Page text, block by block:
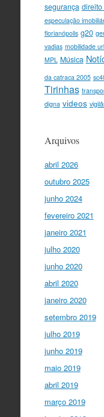
segurança
especulação
florianópolis g20
vadias mobilidade
MPL Música
da catraca 2005
Tirinhas
digna videos
Arquivos
abril 2026
outubro 2025
junho 2024
fevereiro 2021
janeiro 2021
julho 2020
junho 2020
abril 2020
janeiro 2020
setembro 2019
julho 2019
junho 2019
maio 2019
abril 2019
março 2019